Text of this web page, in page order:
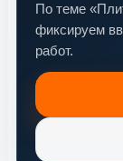
По теме
фиксируем
работ.